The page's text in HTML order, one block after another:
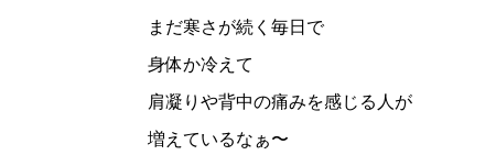
まだ寒さが続く毎日で
身体か冷えて
肩凝りや背中の痛みを感じる人が
増えているなぁ〜